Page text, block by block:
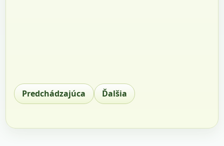
Predchádzajúca Ďalšia